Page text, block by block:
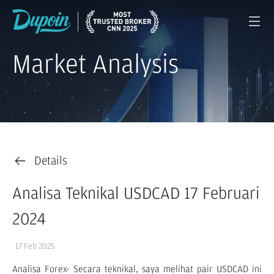
Market Analysis
Details
Analisa Teknikal USDCAD 17 Februari
2024
17 Feb 2025
Analisa Forex- Secara teknikal, saya melihat pair USDCAD ini